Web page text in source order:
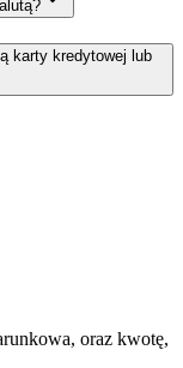
karty kredytowej lub
oraz kwotę,